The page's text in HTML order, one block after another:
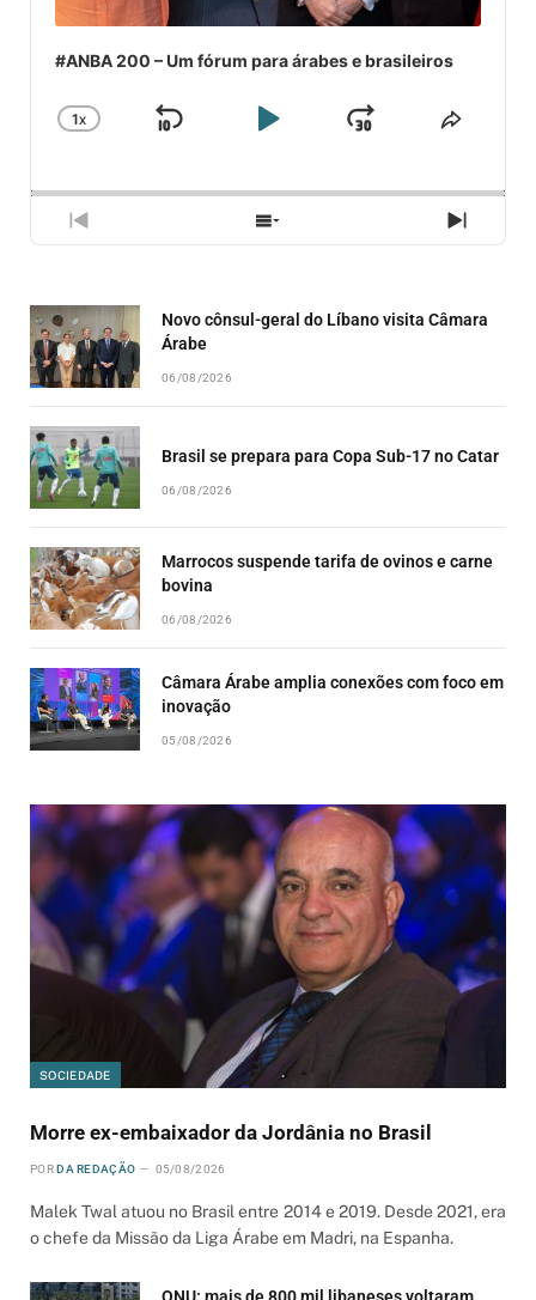
#ANBA 200 – Um fórum para árabes e brasileiros
CHANGE
1X
SKIP
PLAYJUMP
PREVIOUS
EPISODE
SHOW
EPISODES
NEXT
Novo cônsul-geral do Líbano visita Câmara
Árabe
06/08/2026
Brasil se prepara para Copa Sub-17 no Catar
06/08/2026
Marrocos suspende tarifa de ovinos e carne
bovina
06/08/2026
Câmara Árabe amplia conexões com foco em
inovação
05/08/2026
SOCIEDADE
Morre ex-embaixador da Jordânia no Brasil
POR DA REDAÇÃO 05/08/2026
Malek Twal atuou no Brasil entre 2014 e 2019. Desde 2021, era
o chefe da Missão da Liga Árabe em Madri, na Espanha.